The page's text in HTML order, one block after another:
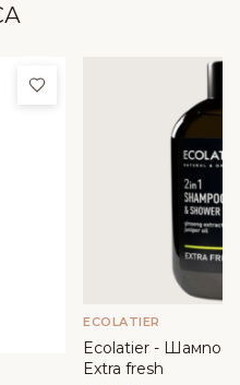
Добави в любими
ECOLATIER
Ecolatier -
Extra fresh